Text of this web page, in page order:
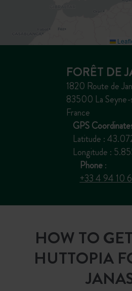
FORÊT DE
1820 Route de
83500 La
France
GPS
Latitude :
Longitude :
Phone:
+33 4 94 10
HOW TO
HUTTOPIA